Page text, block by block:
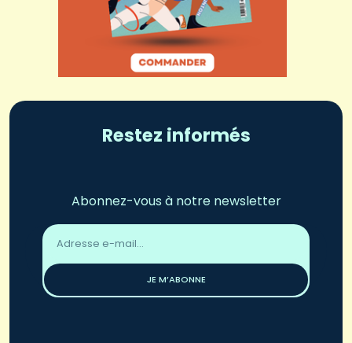
Restez informés
Abonnez-vous à notre newsletter
Adresse
email
JE M’ABONNE